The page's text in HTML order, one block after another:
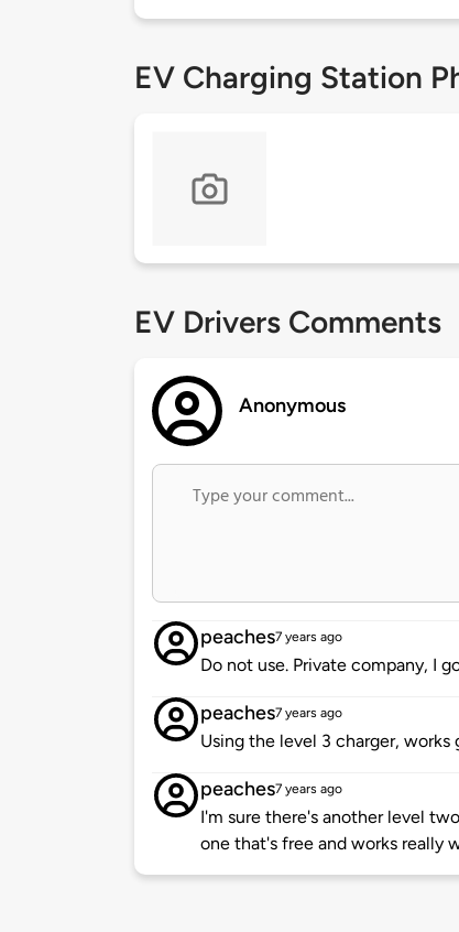
EV Charging Station
EV Drivers Comments
Anonymous
peaches7 years ago
Do not use. Private company, I
peaches7 years ago
Using the level 3 charger, works
peaches7 years ago
I'm sure there's another level
one that's free and works really